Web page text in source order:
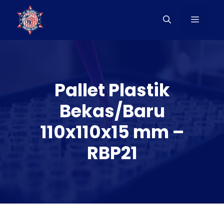
Langsung
Menu
Pallet Plastik
Bekas/Baru
110x110x15 mm –
RBP21